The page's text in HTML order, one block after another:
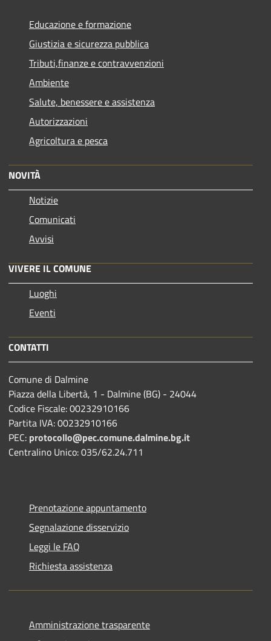
Educazione e formazione
Giustizia e sicurezza pubblica
Tributi,finanze e contravvenzioni
Ambiente
Salute, benessere e assistenza
Autorizzazioni
Agricoltura e pesca
NOVITÀ
Notizie
Comunicati
Avvisi
VIVERE IL COMUNE
Luoghi
Eventi
CONTATTI
Comune di Dalmine
Piazza della Libertà, 1 - Dalmine (BG) - 24044
Codice Fiscale: 00232910166
Partita IVA: 00232910166
PEC: protocollo@pec.comune.dalmine.bg.it
Centralino Unico: 035/62.24.711
Prenotazione appuntamento
Segnalazione disservizio
Leggi le FAQ
Richiesta assistenza
Amministrazione trasparente